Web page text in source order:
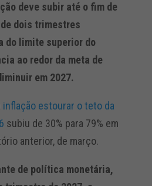
deve subir até o fim de
dois trimestres
do limite superior do
ao redor da meta de
em 2027.
inflação estourar o teto da
subiu de 30% para 79% em
anterior, de março.
de política monetária,